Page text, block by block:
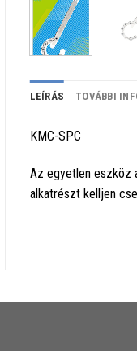
LEÍRÁS TOVÁBBI
KMC-SPC
Az egyetlen eszköz
alkatrészt kelljen